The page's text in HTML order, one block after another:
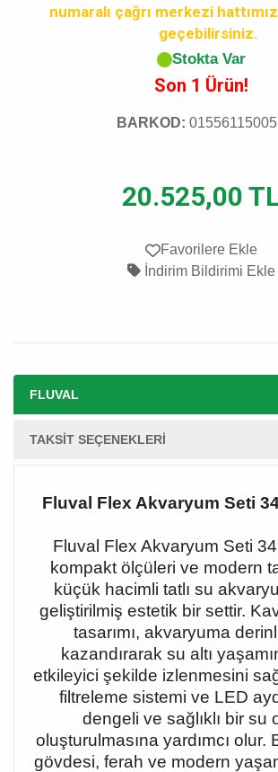
numaralı çağrı merkezi
geçebilirsiniz.
Stokta Var
Son 1 Ürün!
BARKOD:
20.525,00
Favorilere Ekle
İndirim Bildirimi Ekle
FLUVAL
TAKSIT SEÇENEKLERI
Fluval Flex Akvaryum Seti
Fluval Flex Akvaryum Seti
kompakt ölçüleri ve modern
küçük hacimli tatlı su
geliştirilmiş estetik bir settir.
tasarımı, akvaryuma
kazandırarak su altı
etkileyici şekilde izlenmesini
filtreleme sistemi ve LED
dengeli ve sağlıklı bir su
oluşturulmasına yardımcı olur.
gövdesi, ferah ve modern